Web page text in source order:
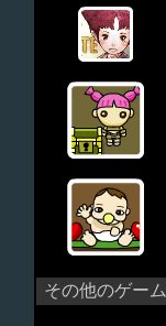
その他のゲーム